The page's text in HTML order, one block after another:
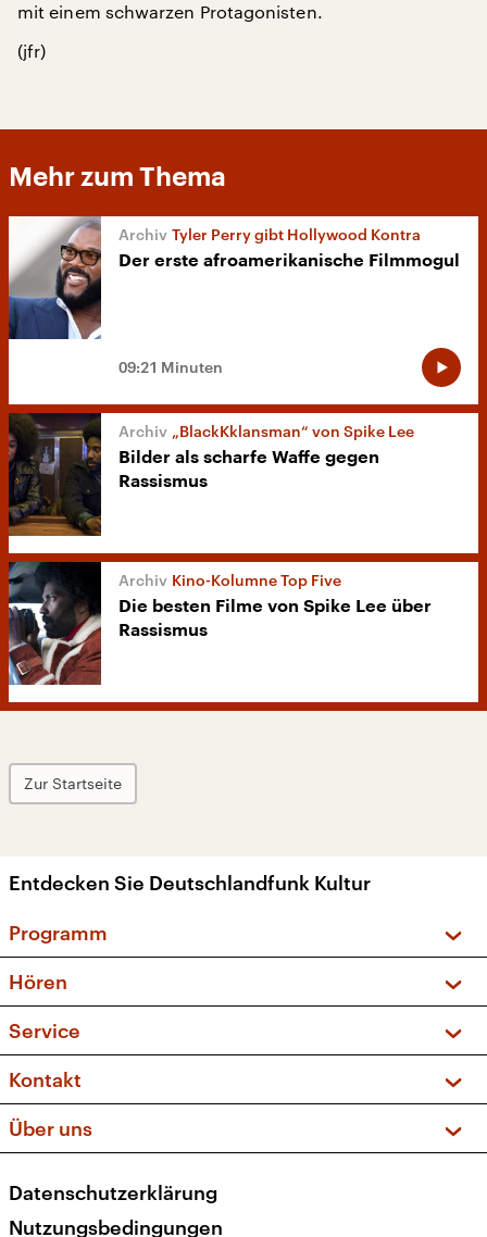
mit einem schwarzen Protagonisten.
(jfr)
Mehr zum Thema
Tyler Perry gibt Hollywood Kontra
Der erste afroamerikanische Filmmogul
09:21 Minuten
„BlackKklansman“ von Spike Lee
Bilder als scharfe Waffe gegen
Rassismus
Kino-Kolumne Top Five
Die besten Filme von Spike Lee über
Rassismus
Zur Startseite
Entdecken Sie Deutschlandfunk Kultur
Programm
Sendungen und Podcasts
Musikliste
Kakadu – Das Kinderprogramm
Hören
Frequenzen (UKW + DAB+)
Service
FAQ
Apps
Newsletter
Veranstaltungen
Kontakt
Social Media
Über uns
Presse
Datenschutzerklärung
Nutzungsbedingungen